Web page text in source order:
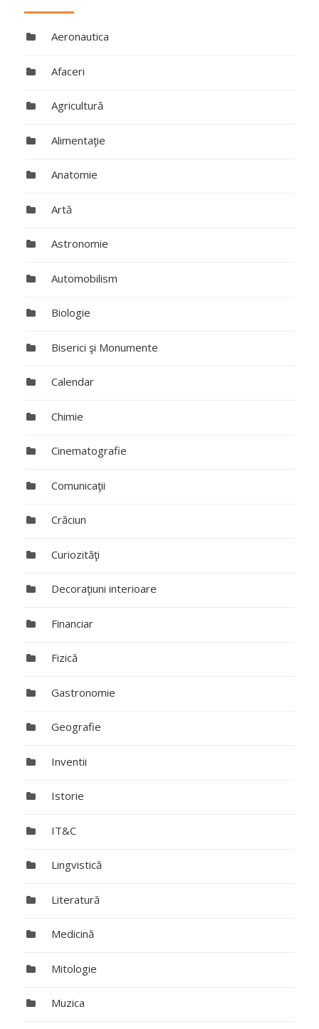
Aeronautica
Afaceri
Agricultură
Alimentaţie
Anatomie
Artă
Astronomie
Automobilism
Biologie
Biserici şi Monumente
Calendar
Chimie
Cinematografie
Comunicaţii
Crăciun
Curiozităţi
Decoraţiuni interioare
Financiar
Fizică
Gastronomie
Geografie
Inventii
Istorie
IT&C
Lingvistică
Literatură
Medicină
Mitologie
Muzica